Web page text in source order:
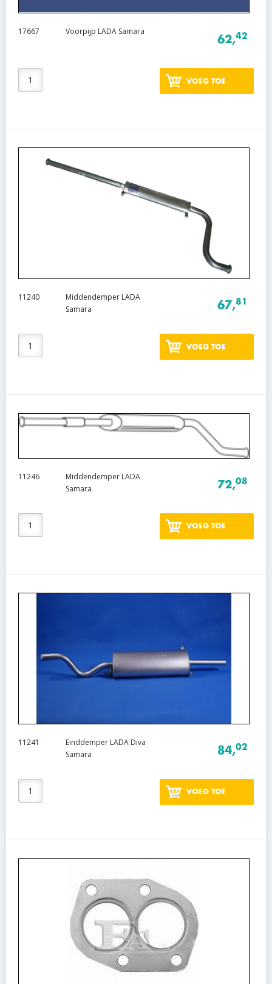
17667 Voorpijp LADA Samara
62,42
VOEG TOE
11240
Middendemper LADA
Samara
67,81
VOEG TOE
11246
Middendemper LADA
Samara
72,08
VOEG TOE
11241
Einddemper LADA Diva
Samara
84,02
VOEG TOE